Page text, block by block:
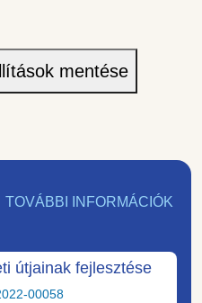
mentése
TOVÁBBI INFORMÁCIÓK
útjainak fejlesztése
00058